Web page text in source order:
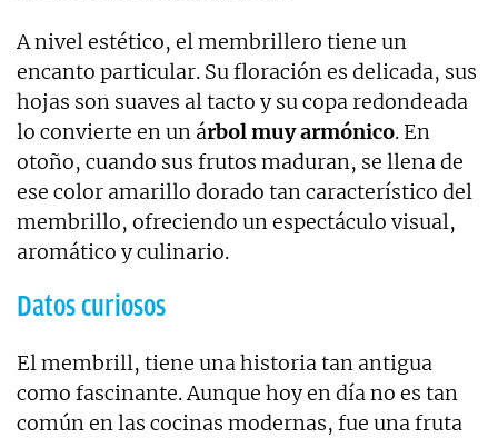
A nivel estético, el membrillero tiene un
encanto particular. Su floración es delicada, sus
hojas son suaves al tacto y su copa redondeada
lo convierte en un árbol muy armónico. En
otoño, cuando sus frutos maduran, se llena de
ese color amarillo dorado tan característico del
membrillo, ofreciendo un espectáculo visual,
aromático y culinario.
Datos curiosos
El membrill, tiene una historia tan antigua
como fascinante. Aunque hoy en día no es tan
común en las cocinas modernas, fue una fruta